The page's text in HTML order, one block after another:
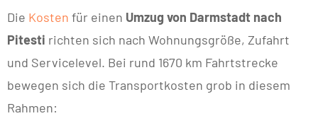
Die Kosten für einen Umzug von Darmstadt nach
Pitesti richten sich nach Wohnungsgröße, Zufahrt
und Servicelevel. Bei rund 1670 km Fahrtstrecke
bewegen sich die Transportkosten grob in diesem
Rahmen: